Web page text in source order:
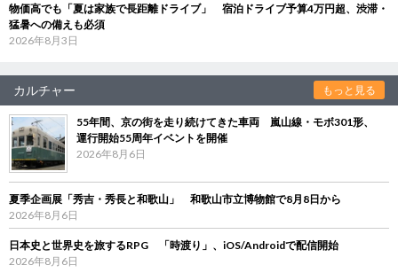
物価高でも「夏は家族で長距離ドライブ」 宿泊ドライブ予算4万円超、渋滞・
猛暑への備えも必須
2026年8月3日
カルチャー もっと見る
55年間、京の街を走り続けてきた車両 嵐山線・モボ301形、
運行開始55周年イベントを開催
2026年8月6日
夏季企画展「秀吉・秀長と和歌山」 和歌山市立博物館で8月8日から
2026年8月6日
日本史と世界史を旅するRPG 「時渡り」、iOS/Androidで配信開始
2026年8月6日